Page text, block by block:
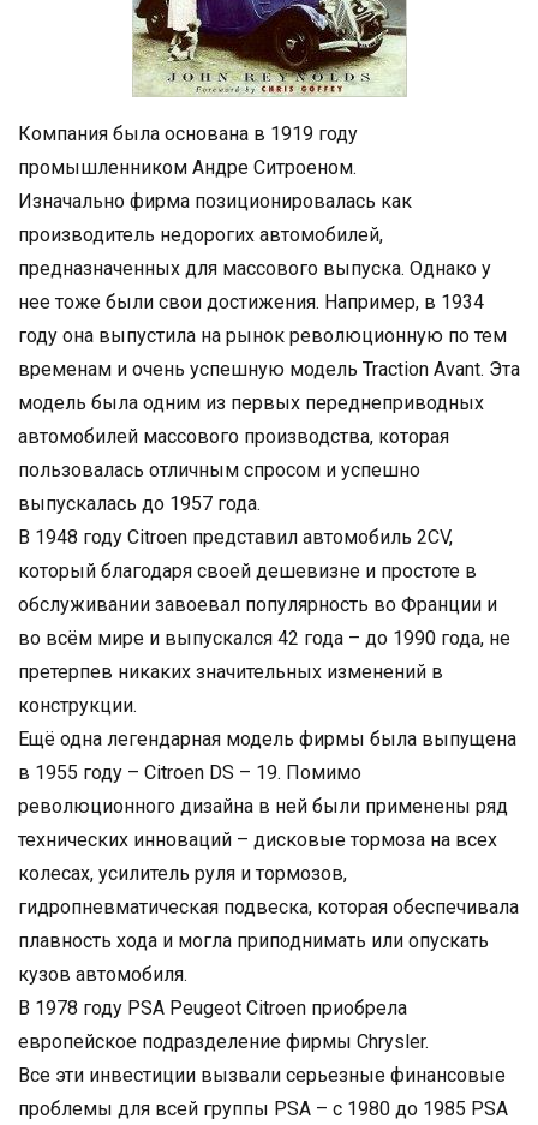
Компания была основана в 1919 году
промышленником Андре Ситроеном.
Изначально фирма позиционировалась как
производитель недорогих автомобилей,
предназначенных для массового выпуска. Однако у
нее тоже были свои достижения. Например, в 1934
году она выпустила на рынок революционную по тем
временам и очень успешную модель Traction Avant. Эта
модель была одним из первых переднеприводных
автомобилей массового производства, которая
пользовалась отличным спросом и успешно
выпускалась до 1957 года.
В 1948 году Citroen представил автомобиль 2CV,
который благодаря своей дешевизне и простоте в
обслуживании завоевал популярность во Франции и
во всём мире и выпускался 42 года – до 1990 года, не
претерпев никаких значительных изменений в
конструкции.
Ещё одна легендарная модель фирмы была выпущена
в 1955 году – Citroen DS – 19. Помимо
революционного дизайна в ней были применены ряд
технических инноваций – дисковые тормоза на всех
колесах, усилитель руля и тормозов,
гидропневматическая подвеска, которая обеспечивала
плавность хода и могла приподнимать или опускать
кузов автомобиля.
В 1978 году PSA Peugeot Citroen приобрела
европейское подразделение фирмы Chrysler.
Все эти инвестиции вызвали серьезные финансовые
проблемы для всей группы PSA – с 1980 до 1985 PSA